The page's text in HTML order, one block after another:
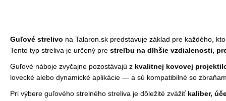
Guľové strelivo na Talaron.sk predstavuje základ pre každého,
Tento typ streliva je určený pre streľbu na dlhšie vzdialenosti,
Guľové náboje zvyčajne pozostávajú z kvalitnej kovovej
lovecké alebo dynamické aplikácie — a sú kompatibilné so
Pri výbere guľového strelného streliva je dôležité zvážiť kaliber,